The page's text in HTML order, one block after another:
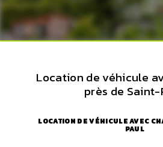
Location de véhicule
près de
LOCATION DE VÉHICULE AVEC
PAUL